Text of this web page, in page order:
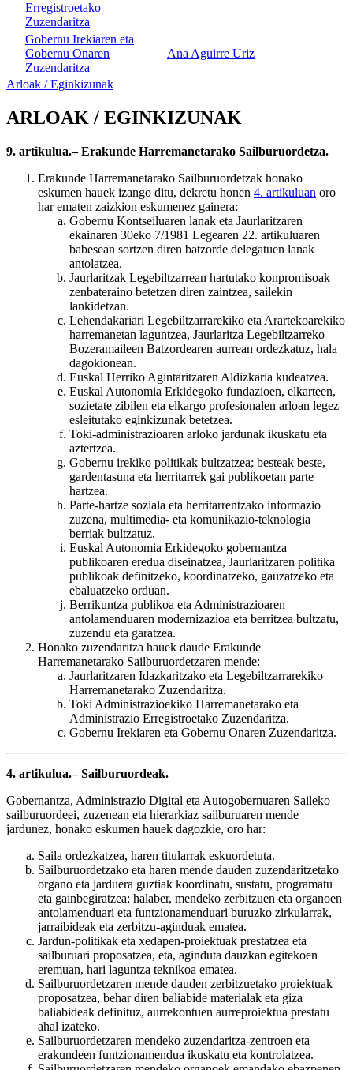
Erregistroetako
Zuzendaritza
Gobernu Irekiaren eta
Gobernu Onaren
Zuzendaritza
Ana Aguirre Uriz
Arloak / Eginkizunak
ARLOAK / EGINKIZUNAK
9. artikulua.– Erakunde Harremanetarako Sailburuordetza.
Erakunde Harremanetarako Sailburuordetzak honako
eskumen hauek izango ditu, dekretu honen 4. artikuluan oro
har ematen zaizkion eskumenez gainera:
Gobernu Kontseiluaren lanak eta Jaurlaritzaren
ekainaren 30eko 7/1981 Legearen 22. artikuluaren
babesean sortzen diren batzorde delegatuen lanak
antolatzea.
Jaurlaritzak Legebiltzarrean hartutako konpromisoak
zenbateraino betetzen diren zaintzea, sailekin
lankidetzan.
Lehendakariari Legebiltzarrarekiko eta Arartekoarekiko
harremanetan laguntzea, Jaurlaritza Legebiltzarreko
Bozeramaileen Batzordearen aurrean ordezkatuz, hala
dagokionean.
Euskal Herriko Agintaritzaren Aldizkaria kudeatzea.
Euskal Autonomia Erkidegoko fundazioen, elkarteen,
sozietate zibilen eta elkargo profesionalen arloan legez
esleitutako eginkizunak betetzea.
Toki-administrazioaren arloko jardunak ikuskatu eta
aztertzea.
Gobernu irekiko politikak bultzatzea; besteak beste,
gardentasuna eta herritarrek gai publikoetan parte
hartzea.
Parte-hartze soziala eta herritarrentzako informazio
zuzena, multimedia- eta komunikazio-teknologia
berriak bultzatuz.
Euskal Autonomia Erkidegoko gobernantza
publikoaren eredua diseinatzea, Jaurlaritzaren politika
publikoak definitzeko, koordinatzeko, gauzatzeko eta
ebaluatzeko orduan.
Berrikuntza publikoa eta Administrazioaren
antolamenduaren modernizazioa eta berritzea bultzatu,
zuzendu eta garatzea.
Honako zuzendaritza hauek daude Erakunde
Harremanetarako Sailburuordetzaren mende:
Jaurlaritzaren Idazkaritzako eta Legebiltzarrarekiko
Harremanetarako Zuzendaritza.
Toki Administrazioekiko Harremanetarako eta
Administrazio Erregistroetako Zuzendaritza.
Gobernu Irekiaren eta Gobernu Onaren Zuzendaritza.
4. artikulua.– Sailburuordeak.
Gobernantza, Administrazio Digital eta Autogobernuaren Saileko
sailburuordeei, zuzenean eta hierarkiaz sailburuaren mende
jardunez, honako eskumen hauek dagozkie, oro har:
Saila ordezkatzea, haren titularrak eskuordetuta.
Sailburuordetzako eta haren mende dauden zuzendaritzetako
organo eta jarduera guztiak koordinatu, sustatu, programatu
eta gainbegiratzea; halaber, mendeko zerbitzuen eta organoen
antolamenduari eta funtzionamenduari buruzko zirkularrak,
jarraibideak eta zerbitzu-aginduak ematea.
Jardun-politikak eta xedapen-proiektuak prestatzea eta
sailburuari proposatzea, eta, aginduta dauzkan egitekoen
eremuan, hari laguntza teknikoa ematea.
Sailburuordetzaren mende dauden zerbitzuetako proiektuak
proposatzea, behar diren baliabide materialak eta giza
baliabideak definituz, aurrekontuen aurreproiektua prestatu
ahal izateko.
Sailburuordetzaren mendeko zuzendaritza-zentroen eta
erakundeen funtzionamendua ikuskatu eta kontrolatzea.